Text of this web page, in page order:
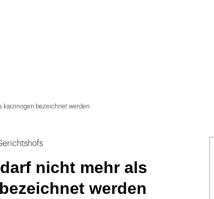
karzinogen bezeichnet werden
nicht mehr als
werden